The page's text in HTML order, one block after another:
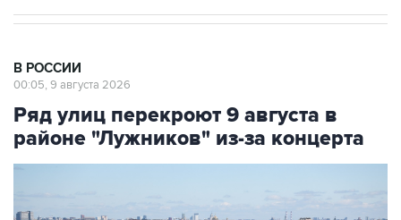
В РОССИИ
00:05, 9 августа 2026
Ряд улиц перекроют 9 августа в
районе "Лужников" из-за концерта